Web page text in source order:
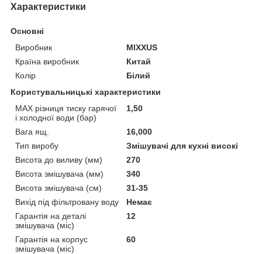
Характеристики
Основні
Виробник
MIXXUS
Країна виробник
Китай
Колір
Білий
Користувальницькі характеристики
MAX різниця тиску гарячої
і холодної води (бар)
1,50
Вага ящ.
16,000
Тип виробу
Змішувачі для кухні високі
Висота до виливу (мм)
270
Висота змішувача (мм)
340
Висота змішувача (см)
31-35
Вихід під фільтровану воду
Немає
Гарантія на деталі
змішувача (міс)
12
Гарантія на корпус
змішувача (міс)
60